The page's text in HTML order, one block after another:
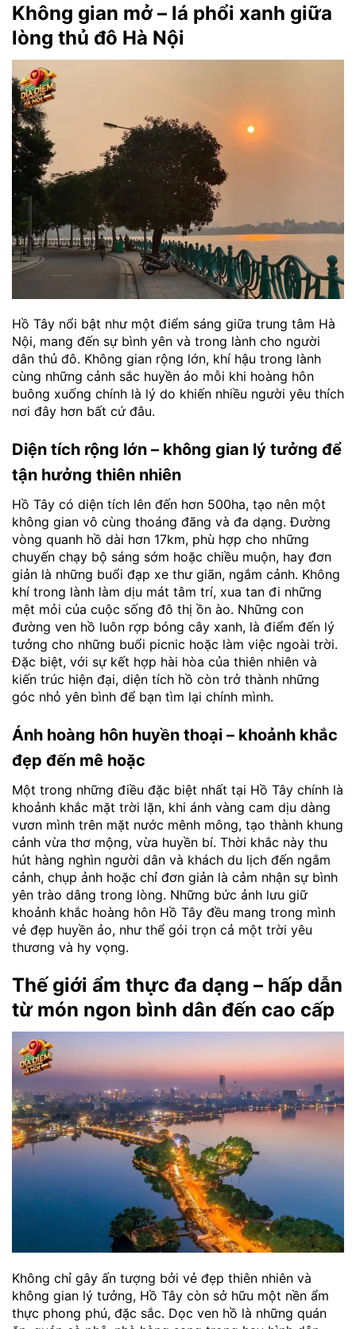
Không gian mở – lá phổi xanh giữa
lòng thủ đô Hà Nội
Hồ Tây nổi bật như một điểm sáng giữa trung tâm Hà
Nội, mang đến sự bình yên và trong lành cho người
dân thủ đô. Không gian rộng lớn, khí hậu trong lành
cùng những cảnh sắc huyền ảo mỗi khi hoàng hôn
buông xuống chính là lý do khiến nhiều người yêu thích
nơi đây hơn bất cứ đâu.
Diện tích rộng lớn – không gian lý tưởng để
tận hưởng thiên nhiên
Hồ Tây có diện tích lên đến hơn 500ha, tạo nên một
không gian vô cùng thoáng đãng và đa dạng. Đường
vòng quanh hồ dài hơn 17km, phù hợp cho những
chuyến chạy bộ sáng sớm hoặc chiều muộn, hay đơn
giản là những buổi đạp xe thư giãn, ngắm cảnh. Không
khí trong lành làm dịu mát tâm trí, xua tan đi những
mệt mỏi của cuộc sống đô thị ồn ào. Những con
đường ven hồ luôn rợp bóng cây xanh, là điểm đến lý
tưởng cho những buổi picnic hoặc làm việc ngoài trời.
Đặc biệt, với sự kết hợp hài hòa của thiên nhiên và
kiến trúc hiện đại, diện tích hồ còn trở thành những
góc nhỏ yên bình để bạn tìm lại chính mình.
Ánh hoàng hôn huyền thoại – khoảnh khắc
đẹp đến mê hoặc
Một trong những điều đặc biệt nhất tại Hồ Tây chính là
khoảnh khắc mặt trời lặn, khi ánh vàng cam dịu dàng
vươn mình trên mặt nước mênh mông, tạo thành khung
cảnh vừa thơ mộng, vừa huyền bí. Thời khắc này thu
hút hàng nghìn người dân và khách du lịch đến ngắm
cảnh, chụp ảnh hoặc chỉ đơn giản là cảm nhận sự bình
yên trào dâng trong lòng. Những bức ảnh lưu giữ
khoảnh khắc hoàng hôn Hồ Tây đều mang trong mình
vẻ đẹp huyền ảo, như thể gói trọn cả một trời yêu
thương và hy vọng.
Thế giới ẩm thực đa dạng – hấp dẫn
từ món ngon bình dân đến cao cấp
Không chỉ gây ấn tượng bởi vẻ đẹp thiên nhiên và
không gian lý tưởng, Hồ Tây còn sở hữu một nền ẩm
thực phong phú, đặc sắc. Dọc ven hồ là những quán